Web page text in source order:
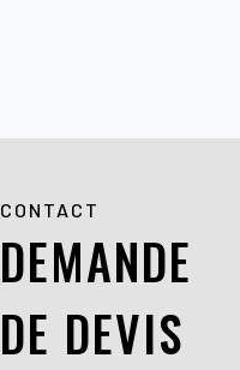
CONTACT
DEMANDE
DE DEVIS